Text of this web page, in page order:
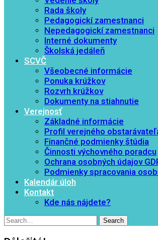
Rada školy
Pedagogickí zamestnanci
Nepedagogickí zamestnanci
Interné dokumenty
Školská jedáleň
SCVČ
Všeobecné informácie
Ponuka krúžkov
Rozvrh krúžkov
Dokumenty na stiahnutie
Verejnosť
Základné informácie
Profil verejného
Finančné podmienky štúdia
Činnosti výchovného poradcu
Ochrana osobných údajov
Podmienky spracovania
Kalendár úloh
Kontakt
Kde nás nájdete?